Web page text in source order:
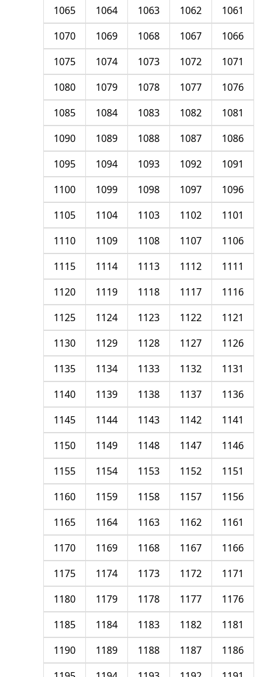
1061
1062
1063
1064
1065
1066
1067
1068
1069
1070
1071
1072
1073
1074
1075
1076
1077
1078
1079
1080
1081
1082
1083
1084
1085
1086
1087
1088
1089
1090
1091
1092
1093
1094
1095
1096
1097
1098
1099
1100
1101
1102
1103
1104
1105
1106
1107
1108
1109
1110
1111
1112
1113
1114
1115
1116
1117
1118
1119
1120
1121
1122
1123
1124
1125
1126
1127
1128
1129
1130
1131
1132
1133
1134
1135
1136
1137
1138
1139
1140
1141
1142
1143
1144
1145
1146
1147
1148
1149
1150
1151
1152
1153
1154
1155
1156
1157
1158
1159
1160
1161
1162
1163
1164
1165
1166
1167
1168
1169
1170
1171
1172
1173
1174
1175
1176
1177
1178
1179
1180
1181
1182
1183
1184
1185
1186
1187
1188
1189
1190